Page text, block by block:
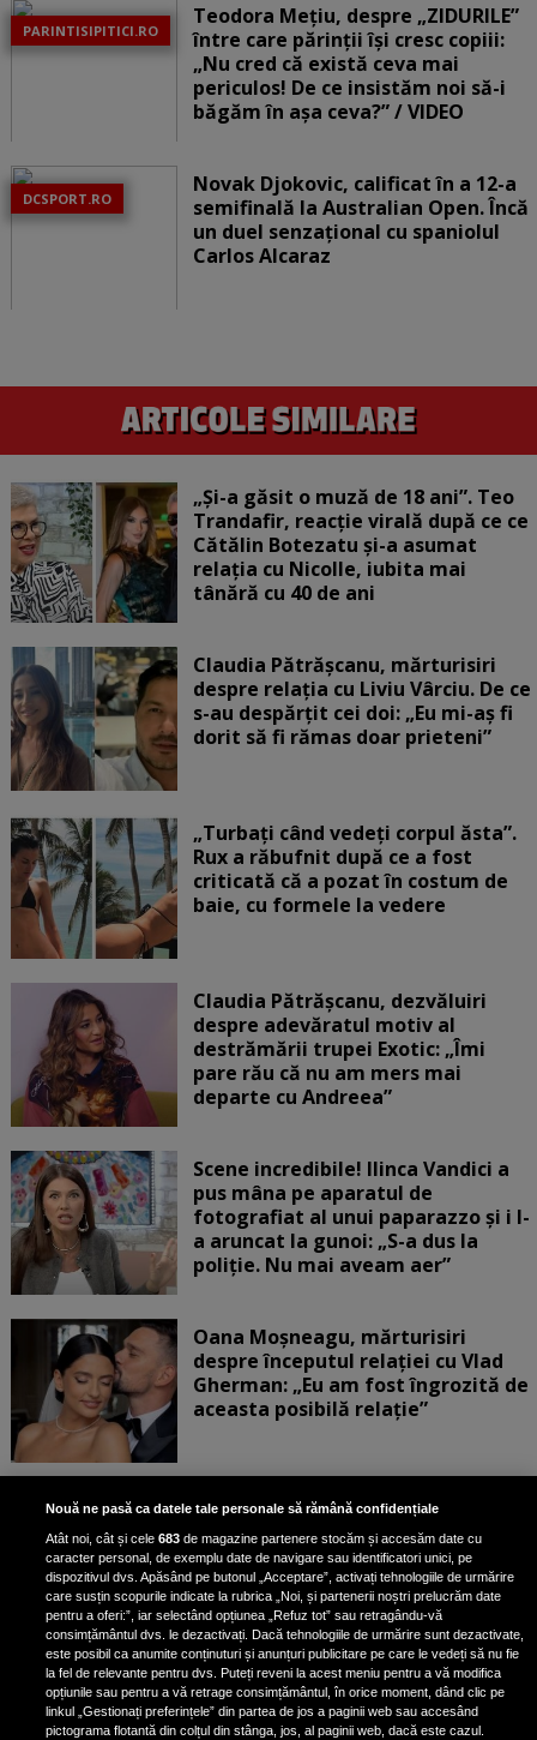
PARINTISIPITICI.RO
Teodora Mețiu, despre „ZIDURILE”
între care părinții își cresc copiii:
„Nu cred că există ceva mai
periculos! De ce insistăm noi să-i
băgăm în așa ceva?” / VIDEO
DCSPORT.RO
Novak Djokovic, calificat în a 12-a
semifinală la Australian Open. Încă
un duel senzațional cu spaniolul
Carlos Alcaraz
„Și-a găsit o muză de 18 ani”. Teo
Trandafir, reacție virală după ce ce
Cătălin Botezatu și-a asumat
relația cu Nicolle, iubita mai
tânără cu 40 de ani
Claudia Pătrășcanu, mărturisiri
despre relația cu Liviu Vârciu. De ce
s-au despărțit cei doi: „Eu mi-aș fi
dorit să fi rămas doar prieteni”
„Turbați când vedeți corpul ăsta”.
Rux a răbufnit după ce a fost
criticată că a pozat în costum de
baie, cu formele la vedere
Claudia Pătrășcanu, dezvăluiri
despre adevăratul motiv al
destrămării trupei Exotic: „Îmi
pare rău că nu am mers mai
departe cu Andreea”
Scene incredibile! Ilinca Vandici a
pus mâna pe aparatul de
fotografiat al unui paparazzo și i l-
a aruncat la gunoi: „S-a dus la
poliție. Nu mai aveam aer”
Oana Moșneagu, mărturisiri
despre începutul relației cu Vlad
Gherman: „Eu am fost îngrozită de
aceasta posibilă relație”
Unde locuiesc Alberto Guță și
iubita lui, după ce au plecat din
casa Narcisei Balaban: „Noi
suntem într-o casă cu două-trei
etaje”
Oana Roman, achiziție după
achiziție. Suma exorbitantă pe
care a scos-o din buzunar pentru o
Nouă ne pasă ca datele tale personale să rămână confidențiale
Atât noi, cât și cele683 de magazine partenere stocăm și accesăm date cu
caracter personal, de exemplu date de navigare sau identificatori unici, pe
dispozitivul dvs. Apăsând pe butonul „Acceptare”, activați tehnologiile de urmărire
care susțin scopurile indicate la rubrica „Noi, și partenerii noștri prelucrăm date
pentru a oferi:”, iar selectând opțiunea „Refuz tot” sau retragându-vă
consimțământul dvs. le dezactivați. Dacă tehnologiile de urmărire sunt dezactivate,
este posibil ca anumite conținuturi și anunțuri publicitare pe care le vedeți să nu fie
la fel de relevante pentru dvs. Puteți reveni la acest meniu pentru a vă modifica
opțiunile sau pentru a vă retrage consimțământul, în orice moment, dând clic pe
linkul „Gestionați preferințele” din partea de jos a paginii web sau accesând
pictograma flotantă din colțul din stânga, jos, al paginii web, dacă este cazul.